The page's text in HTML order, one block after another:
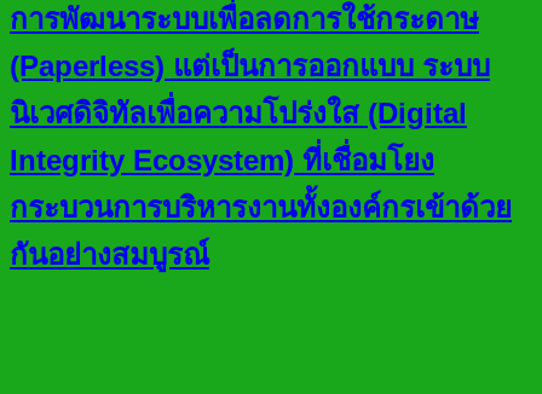
การพัฒนาระบบเพื่อลดการใช้กระดาษ
(Paperless) แต่เป็นการออกแบบ ระบบ
นิเวศดิจิทัลเพื่อความโปร่งใส (Digital
Integrity Ecosystem) ที่เชื่อมโยง
กระบวนการบริหารงานทั้งองค์กรเข้าด้วย
กันอย่างสมบูรณ์